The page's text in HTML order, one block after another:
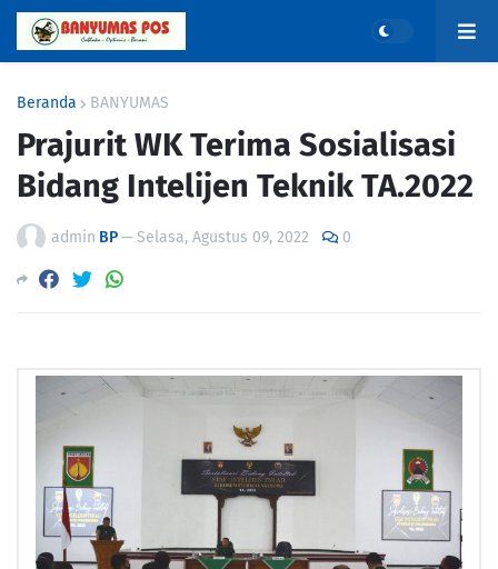
Beranda BANYUMAS
Prajurit WK Terima Sosialisasi
Bidang Intelijen Teknik TA.2022
admin BP—Selasa, Agustus 09, 2022 0